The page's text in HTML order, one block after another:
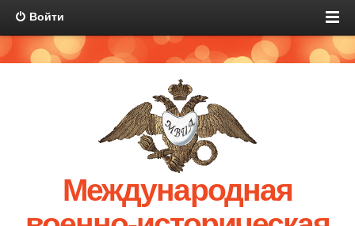
Войти
Международная